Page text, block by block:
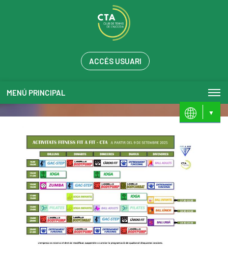
ACCÉS USUARI
MENÚ PRINCIPAL